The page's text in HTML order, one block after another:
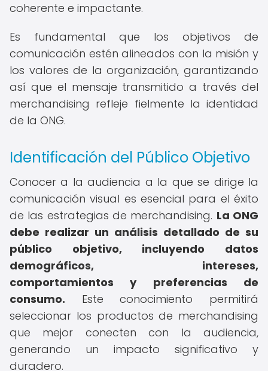
coherente e impactante.
Es fundamental que los objetivos de
comunicación estén alineados con la misión y
los valores de la organización, garantizando
así que el mensaje transmitido a través del
merchandising refleje fielmente la identidad
de la ONG.
Identificación del Público Objetivo
Conocer a la audiencia a la que se dirige la
comunicación visual es esencial para el éxito
de las estrategias de merchandising. La ONG
debe realizar un análisis detallado de su
público objetivo, incluyendo datos
demográficos, intereses,
comportamientos y preferencias de
consumo. Este conocimiento permitirá
seleccionar los productos de merchandising
que mejor conecten con la audiencia,
generando un impacto significativo y
duradero.